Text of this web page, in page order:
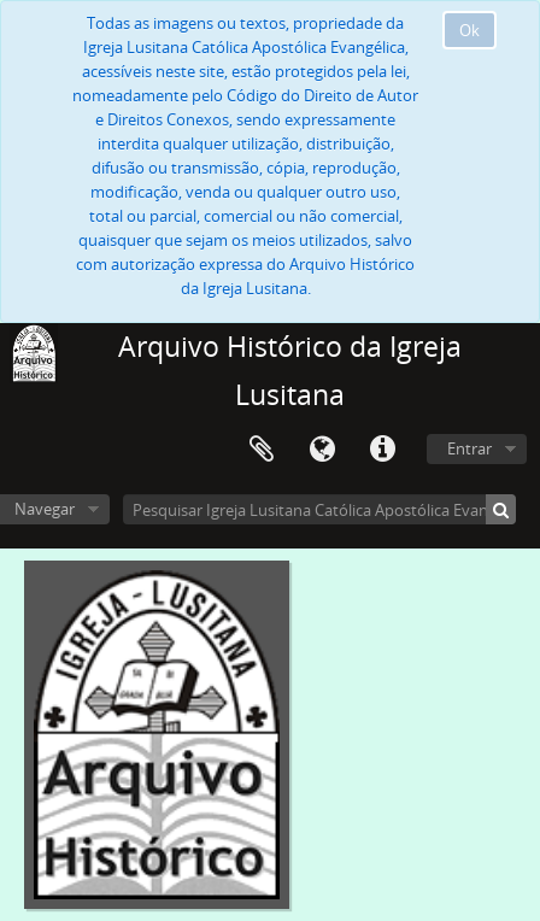
Ok
Todas as imagens ou textos, propriedade da
Igreja Lusitana Católica Apostólica Evangélica,
acessíveis neste site, estão protegidos pela lei,
nomeadamente pelo Código do Direito de Autor
e Direitos Conexos, sendo expressamente
interdita qualquer utilização, distribuição,
difusão ou transmissão, cópia, reprodução,
modificação, venda ou qualquer outro uso,
total ou parcial, comercial ou não comercial,
quaisquer que sejam os meios utilizados, salvo
com autorização expressa do Arquivo Histórico
da Igreja Lusitana.
Arquivo Histórico da Igreja
Lusitana
Entrar
Navegar